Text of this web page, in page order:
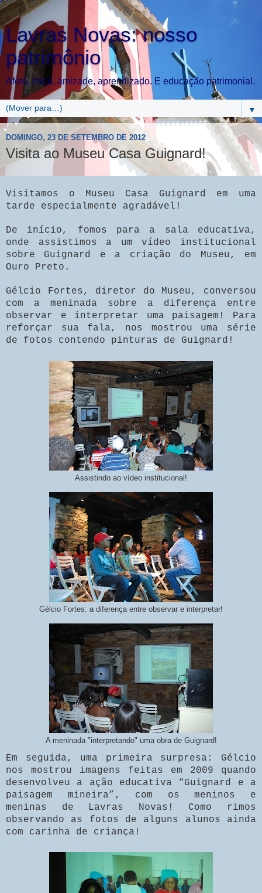
Lavras Novas: nosso
patrimônio
Afeto, troca, amizade, aprendizado. E educação patrimonial.
▼
DOMINGO, 23 DE SETEMBRO DE 2012
Visita ao Museu Casa Guignard!
Visitamos o Museu Casa Guignard em uma
tarde especialmente agradável!
De início, fomos para a sala educativa,
onde assistimos a um vídeo institucional
sobre Guignard e a criação do Museu, em
Ouro Preto.
Gélcio Fortes, diretor do Museu, conversou
com a meninada sobre a diferença entre
observar e interpretar uma paisagem! Para
reforçar sua fala, nos mostrou uma série
de fotos contendo pinturas de Guignard!
Assistindo ao vídeo institucional!
Gélcio Fortes: a diferença entre observar e interpretar!
A meninada "interpretando" uma obra de Guignard!
Em seguida, uma primeira surpresa: Gélcio
nos mostrou imagens feitas em 2009 quando
desenvolveu a ação educativa “Guignard e a
paisagem mineira”, com os meninos e
meninas de Lavras Novas! Como rimos
observando as fotos de alguns alunos ainda
com carinha de criança!